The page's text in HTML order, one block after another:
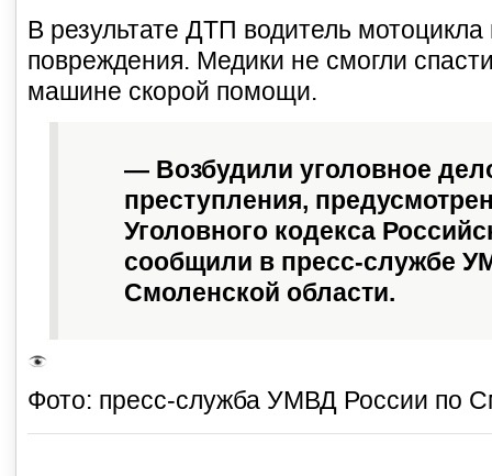
В результате ДТП водитель
повреждения. Медики не смогли
машине скорой помощи.
— Возбудили уголовное
преступления,
Уголовного кодекса
сообщили в пресс-службе
Смоленской области.
Фото: пресс-служба УМВД России по